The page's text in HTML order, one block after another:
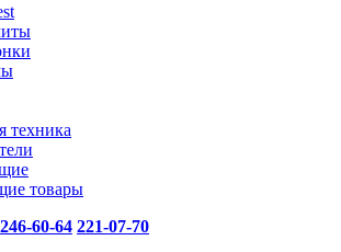
техника
товары
246-60-64 221-07-70